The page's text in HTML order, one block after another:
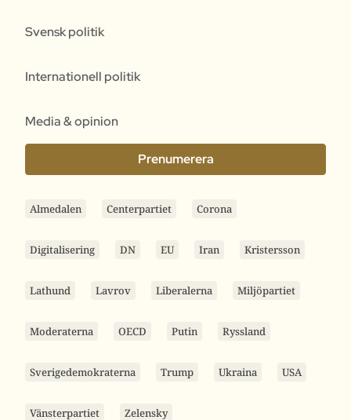
Svensk politik
Internationell politik
Media & opinion
Prenumerera
Almedalen Centerpartiet Corona
Digitalisering DN EU Iran Kristersson
Lathund Lavrov Liberalerna Miljöpartiet
Moderaterna OECD Putin Ryssland
Sverigedemokraterna Trump Ukraina USA
Vänsterpartiet Zelensky